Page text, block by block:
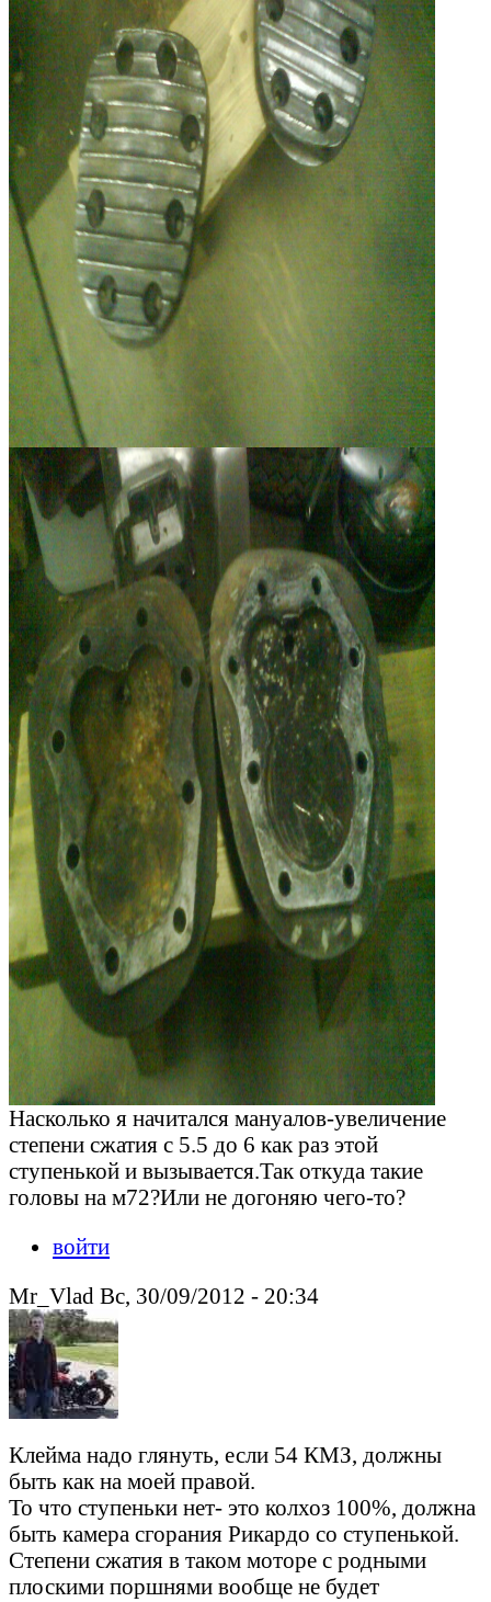
Насколько я начитался мануалов-увеличение
степени сжатия с 5.5 до 6 как раз этой
ступенькой и вызывается.Так откуда такие
головы на м72?Или не догоняю чего-то?
войти
Mr_Vlad Вс, 30/09/2012 - 20:34
Клейма надо глянуть, если 54 КМЗ, должны
быть как на моей правой.
То что ступеньки нет- это колхоз 100%, должна
быть камера сгорания Рикардо со ступенькой.
Степени сжатия в таком моторе с родными
плоскими поршнями вообще не будет